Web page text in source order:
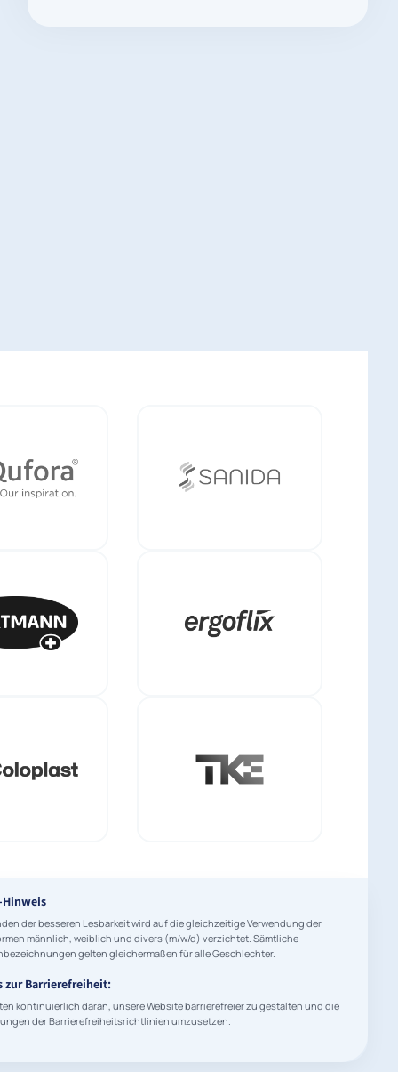
Hinweis
der besseren Lesbarkeit wird auf die gleichzeitige Verwendung der
männlich, weiblich und divers (m/w/d) verzichtet. Sämtliche
gelten gleichermaßen für alle Geschlechter.
zur Barrierefreiheit:
kontinuierlich daran, unsere Website barrierefreier zu gestalten und die
der Barrierefreiheitsrichtlinien umzusetzen.